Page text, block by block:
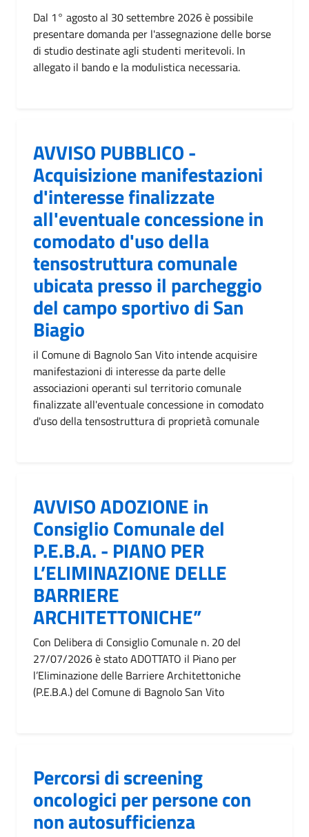
Dal 1° agosto al 30 settembre 2026 è possibile
presentare domanda per l'assegnazione delle borse
di studio destinate agli studenti meritevoli. In
allegato il bando e la modulistica necessaria.
AVVISO PUBBLICO -
Acquisizione manifestazioni
d'interesse finalizzate
all'eventuale concessione in
comodato d'uso della
tensostruttura comunale
ubicata presso il parcheggio
del campo sportivo di San
Biagio
il Comune di Bagnolo San Vito intende acquisire
manifestazioni di interesse da parte delle
associazioni operanti sul territorio comunale
finalizzate all'eventuale concessione in comodato
d'uso della tensostruttura di proprietà comunale
AVVISO ADOZIONE in
Consiglio Comunale del
P.E.B.A. - PIANO PER
L’ELIMINAZIONE DELLE
BARRIERE
ARCHITETTONICHE”
Con Delibera di Consiglio Comunale n. 20 del
27/07/2026 è stato ADOTTATO il Piano per
l’Eliminazione delle Barriere Architettoniche
(P.E.B.A.) del Comune di Bagnolo San Vito
Percorsi di screening
oncologici per persone con
non autosufficienza